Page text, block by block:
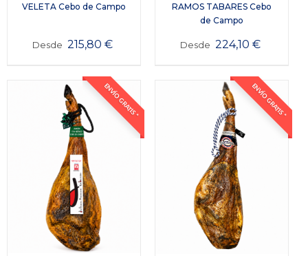
VELETA Cebo de Campo
Desde 215,80€
RAMOS TABARES Cebo
de Campo
Desde 224,10€
ENVÍO GRATIS * ENVÍO GRATIS *